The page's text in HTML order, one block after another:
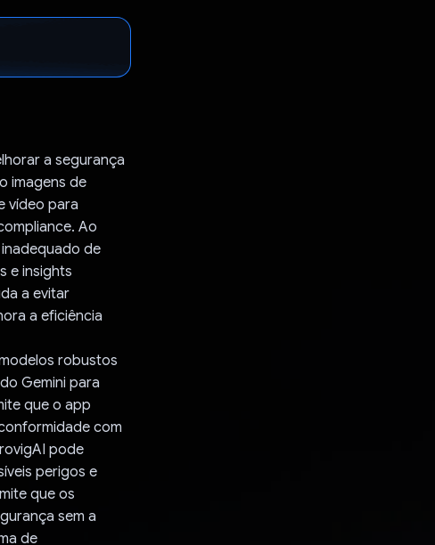
a segurança
imagens de
vídeo para
Ao
de
e insights
a evitar
a eficiência
robustos
Gemini para
que o app
com
pode
perigos e
que os
sem a
de